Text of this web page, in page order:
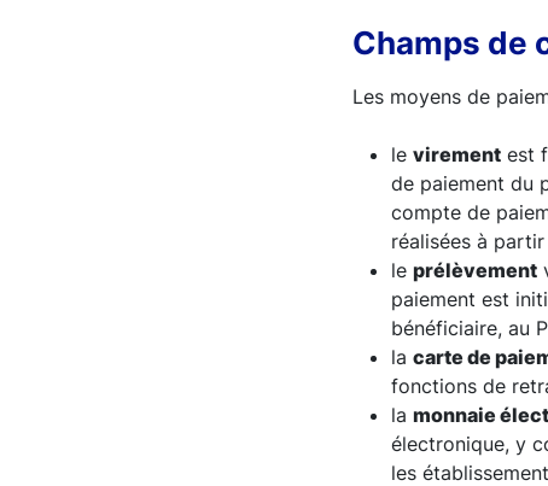
Champs de
Les moyens de
le virement est
de paiement du
compte de
réalisées à
le prélèvement
paiement est
bénéficiaire, au
la carte de
fonctions de
la monnaie
électronique, y
les